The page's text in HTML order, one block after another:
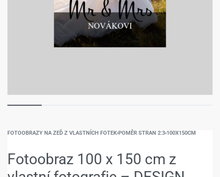
FOTOOBRAZY NA ZEĎ Z VLASTNÍCH FOTEK›POMĚR STRAN 2:3›100X150CM
Fotoobraz 100 x 150 cm z